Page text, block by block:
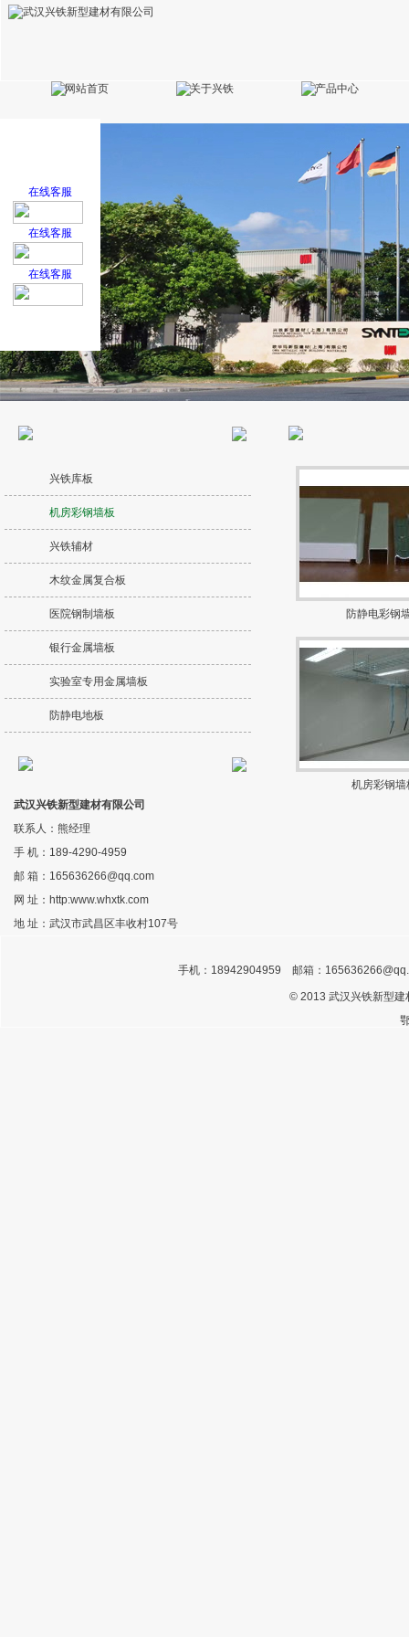
在线客服
在线客服
在线客服
兴铁库板
机房彩钢墙板
兴铁辅材
木纹金属复合板
医院钢制墙板
银行金属墙板
实验室专用金属墙板
防静电地板
武汉兴铁新型建材有限公司
联系人：熊经理
手 机：189-4290-4959
邮 箱：165636266@qq.com
网 址：http:www.whxtk.com
地 址：武汉市武昌区丰收村107号
防静电彩钢
机房彩钢墙
手机：18942904959 邮箱：
© 2013 武汉兴铁新型建